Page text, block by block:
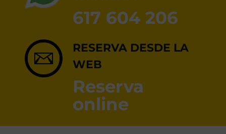
617 604 206
RESERVA DESDE LA
WEB
Reserva
online